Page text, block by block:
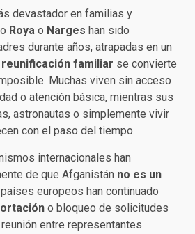
devastador en familias y
Roya o Narges han sido
durante años, atrapadas en un
reunificación familiar se convierte
Muchas viven sin acceso
o atención básica, mientras sus
astronautas o simplemente vivir
con el paso del tiempo.
internacionales han
de que Afganistán no es un
europeos han continuado
o bloqueo de solicitudes
entre representantes